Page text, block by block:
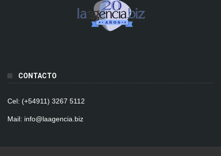
CONTACTO
Cel: (+54911) 3267 5112
Mail: info@laagencia.biz